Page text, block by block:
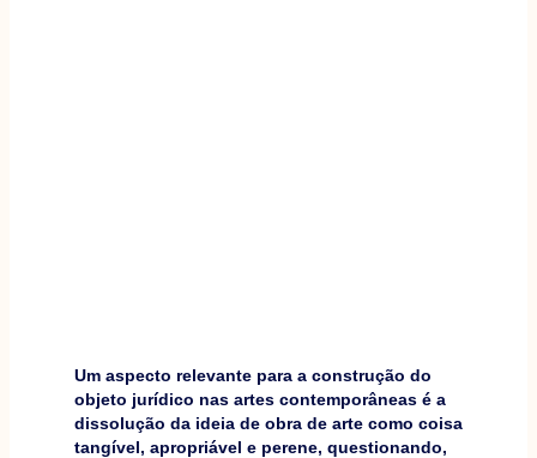
Um aspecto relevante para a construção do
objeto jurídico nas artes contemporâneas é a
dissolução da ideia de obra de arte como coisa
tangível, apropriável e perene, questionando,